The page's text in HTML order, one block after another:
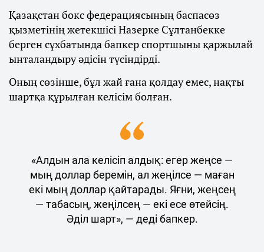
Қазақстан бокс федерациясының баспасөз
қызметінің жетекшісі Назерке Сұлтанбекке
берген сұхбатында бапкер спортшыны қаржылай
ынталандыру әдісін түсіндірді.
Оның сөзінше, бұл жай ғана қолдау емес, нақты
шартқа құрылған келісім болған.
«Алдын ала келісіп алдық: егер жеңсе —
мың доллар беремін, ал жеңілсе — маған
екі мың доллар қайтарады. Яғни, жеңсең
— табасың, жеңілсең — екі есе өтейсің.
Әділ шарт», — деді бапкер.